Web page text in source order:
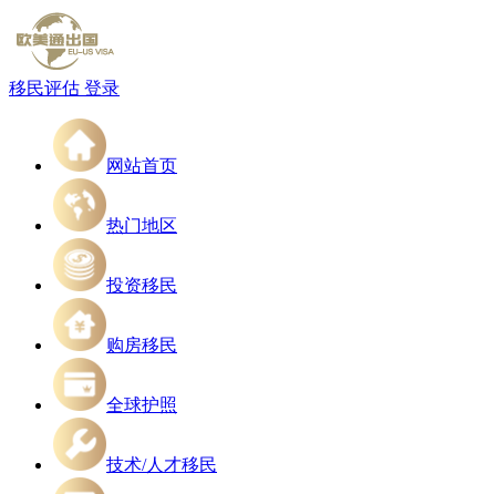
移民评估 登录
网站首页
热门地区
投资移民
购房移民
全球护照
技术/人才移民